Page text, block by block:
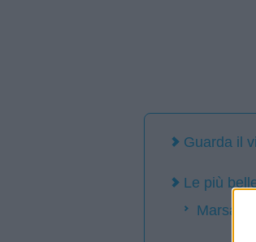
Guarda il
Le più
Marsa